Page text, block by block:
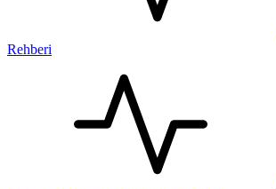
Rehberi